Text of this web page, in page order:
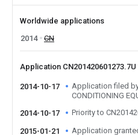
Worldwide applications
2014
CN
Application
2014-10-17
Application filed by
CONDITIONING
2014-10-17
Priority to
2015-01-21 Application